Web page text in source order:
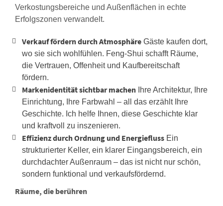
Verkostungsbereiche und Außenflächen in echte
Erfolgszonen verwandelt.
Verkauf fördern durch Atmosphäre Gäste kaufen dort,
wo sie sich wohlfühlen. Feng-Shui schafft Räume,
die Vertrauen, Offenheit und Kaufbereitschaft
fördern.
Markenidentität sichtbar machen Ihre Architektur, Ihre
Einrichtung, Ihre Farbwahl – all das erzählt Ihre
Geschichte. Ich helfe Ihnen, diese Geschichte klar
und kraftvoll zu inszenieren.
Effizienz durch Ordnung und Energiefluss Ein
strukturierter Keller, ein klarer Eingangsbereich, ein
durchdachter Außenraum – das ist nicht nur schön,
sondern funktional und verkaufsfördernd.
Räume, die berühren